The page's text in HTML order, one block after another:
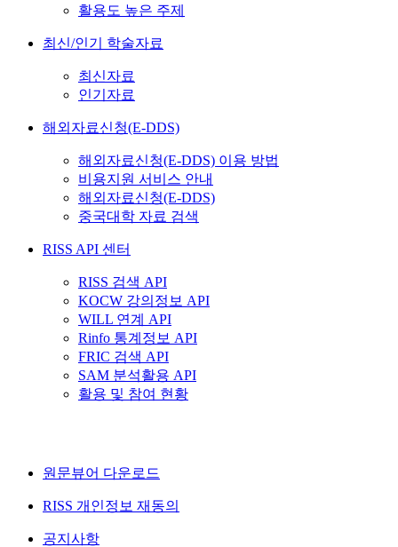
활용도 높은 주제
최신/인기 학술자료
최신자료
인기자료
해외자료신청(E-DDS)
해외자료신청(E-DDS) 이용 방법
비용지원 서비스 안내
해외자료신청(E-DDS)
중국대학 자료 검색
RISS API 센터
RISS 검색 API
KOCW 강의정보 API
WILL 연계 API
Rinfo 통계정보 API
FRIC 검색 API
SAM 분석활용 API
활용 및 참여 현황
원문뷰어 다운로드
RISS 개인정보 재동의
공지사항